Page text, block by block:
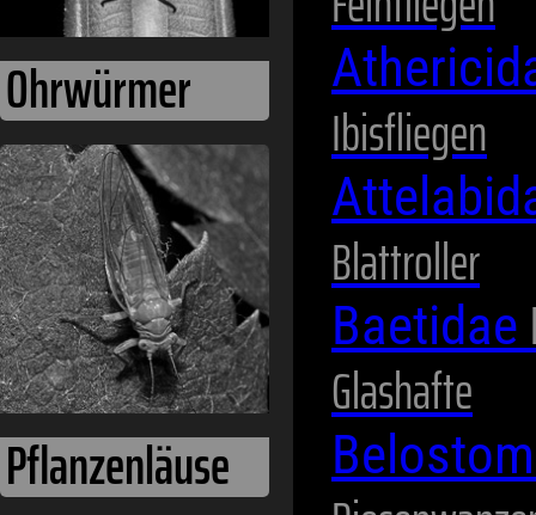
Pflanzenläuse
Ibisfliegen
Blattroller
Baetidae
Glashafte